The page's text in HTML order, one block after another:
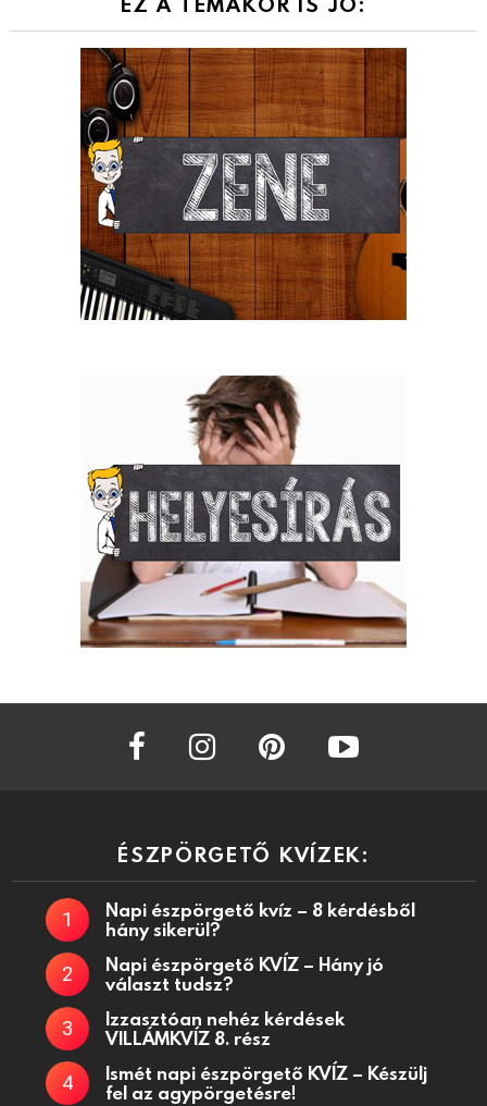
facebook instagram
ÉSZPÖRGETŐ KVÍZEK:
Napi észpörgető kvíz – 8 kérdésből
hány sikerül?
Napi észpörgető KVÍZ – Hány jó
választ tudsz?
Izzasztóan nehéz kérdések
VILLÁMKVÍZ 8. rész
Ismét napi észpörgető KVÍZ – Készülj
fel az agypörgetésre!